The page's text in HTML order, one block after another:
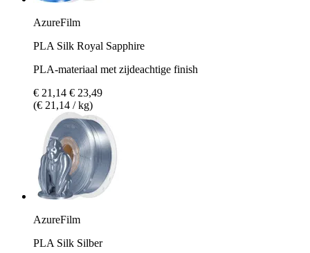
AzureFilm
PLA Silk Royal Sapphire
PLA-materiaal met zijdeachtige finish
€ 21,14 € 23,49
(€ 21,14 / kg)
AzureFilm
PLA Silk Silber